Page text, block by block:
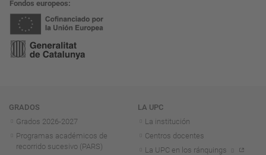
Fondos europeos
Navegación
GRADOS
Grados 2026-2027
Programas académicos de
recorrido sucesivo (PARS)
LA UPC
La institución
Centros docentes
La UPC en los ránquings